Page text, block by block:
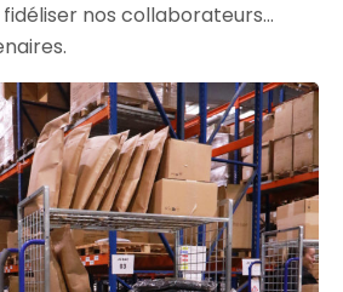
fidéliser nos collaborateurs…